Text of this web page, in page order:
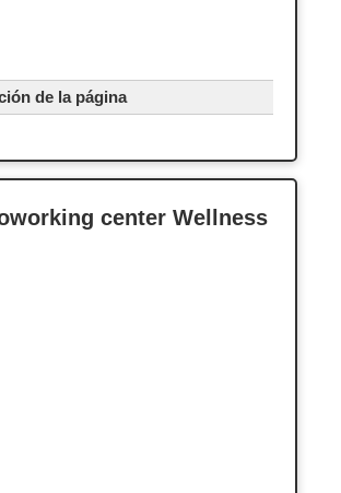
de la página
center Wellness